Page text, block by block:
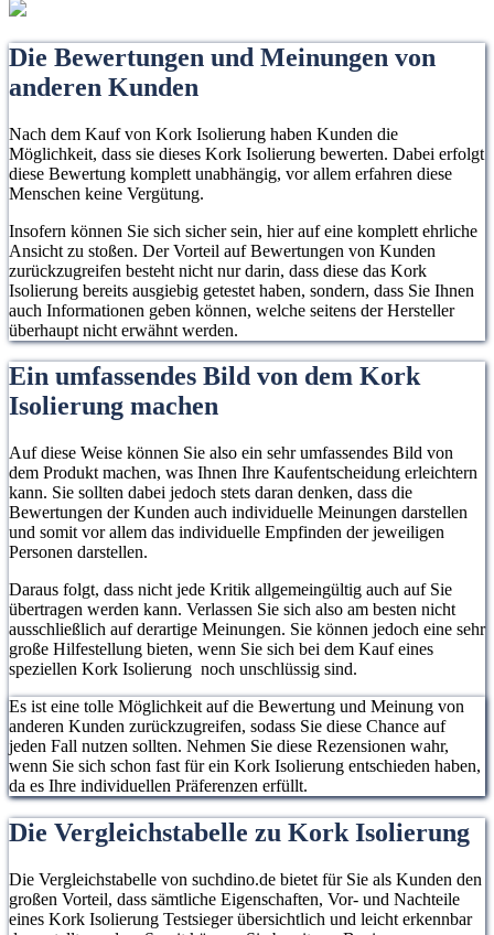
Die Bewertungen und Meinungen von
anderen Kunden
Nach dem Kauf von Kork Isolierung haben Kunden die
Möglichkeit, dass sie dieses Kork Isolierung bewerten. Dabei erfolgt
diese Bewertung komplett unabhängig, vor allem erfahren diese
Menschen keine Vergütung.
Insofern können Sie sich sicher sein, hier auf eine komplett ehrliche
Ansicht zu stoßen. Der Vorteil auf Bewertungen von Kunden
zurückzugreifen besteht nicht nur darin, dass diese das Kork
Isolierung bereits ausgiebig getestet haben, sondern, dass Sie Ihnen
auch Informationen geben können, welche seitens der Hersteller
überhaupt nicht erwähnt werden.
Ein umfassendes Bild von dem Kork
Isolierung machen
Auf diese Weise können Sie also ein sehr umfassendes Bild von
dem Produkt machen, was Ihnen Ihre Kaufentscheidung erleichtern
kann. Sie sollten dabei jedoch stets daran denken, dass die
Bewertungen der Kunden auch individuelle Meinungen darstellen
und somit vor allem das individuelle Empfinden der jeweiligen
Personen darstellen.
Daraus folgt, dass nicht jede Kritik allgemeingültig auch auf Sie
übertragen werden kann. Verlassen Sie sich also am besten nicht
ausschließlich auf derartige Meinungen. Sie können jedoch eine sehr
große Hilfestellung bieten, wenn Sie sich bei dem Kauf eines
speziellen Kork Isolierung noch unschlüssig sind.
Es ist eine tolle Möglichkeit auf die Bewertung und Meinung von
anderen Kunden zurückzugreifen, sodass Sie diese Chance auf
jeden Fall nutzen sollten. Nehmen Sie diese Rezensionen wahr,
wenn Sie sich schon fast für ein Kork Isolierung entschieden haben,
da es Ihre individuellen Präferenzen erfüllt.
Die Vergleichstabelle zu Kork Isolierung
Die Vergleichstabelle von suchdino.de bietet für Sie als Kunden den
großen Vorteil, dass sämtliche Eigenschaften, Vor- und Nachteile
eines Kork Isolierung Testsieger übersichtlich und leicht erkennbar